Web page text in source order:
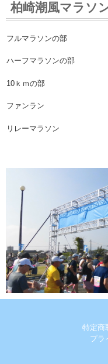
柏崎潮風マラソ
フルマラソンの部
ハーフマラソンの部
10ｋｍの部
ファンラン
リレーマラソン
特定商
プラ